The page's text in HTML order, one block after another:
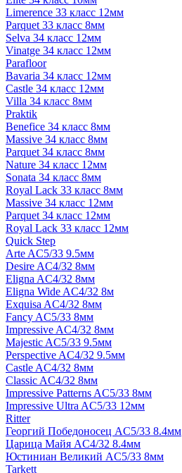
Limerence 33 класс 12мм
Parquet 33 класс 8мм
Selva 34 класс 12мм
Vinatge 34 класс 12мм
Parafloor
Bavaria 34 класс 12мм
Castle 34 класс 12мм
Villa 34 класс 8мм
Praktik
Benefice 34 класс 8мм
Massive 34 класс 8мм
Parquet 34 класс 8мм
Nature 34 класс 12мм
Sonata 34 класс 8мм
Royal Lack 33 класс 8мм
Massive 34 класс 12мм
Parquet 34 класс 12мм
Royal Lack 33 класс 12мм
Quick Step
Arte AC5/33 9.5мм
Desire AC4/32 8мм
Eligna AC4/32 8мм
Eligna Wide AC4/32 8м
Exquisa AC4/32 8мм
Fancy AC5/33 8мм
Impressive AC4/32 8мм
Majestic AC5/33 9.5мм
Perspective AC4/32 9.5мм
Castle AC4/32 8мм
Classic AC4/32 8мм
Impressive Patterns AC5/33 8мм
Impressive Ultra AC5/33 12мм
Ritter
Георгий Победоносец AC5/33 8.4мм
Царица Майя AC4/32 8.4мм
Юстиниан Великий AC5/33 8мм
Tarkett